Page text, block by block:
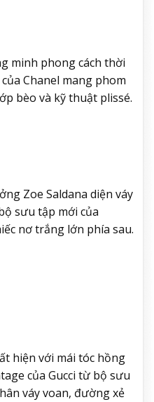
minh phong cách thời
Chanel mang phom
bèo và kỹ thuật plissé.
Zoe Saldana diện váy
sưu tập mới của
nơ trắng lớn phía sau.
hiện với mái tóc hồng
của Gucci từ bộ sưu
váy voan, đường xẻ